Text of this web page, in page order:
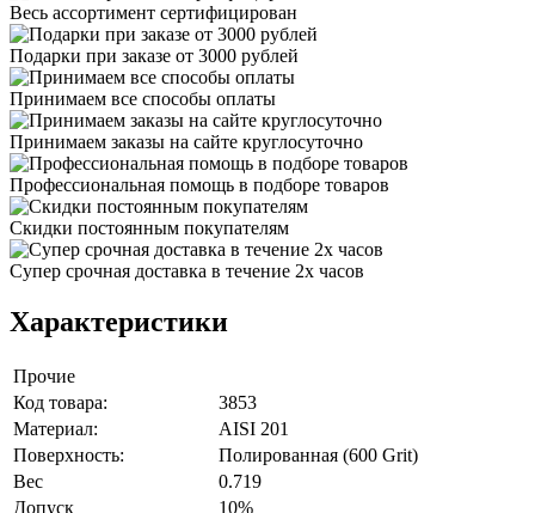
Весь ассортимент сертифицирован
Подарки при заказе от 3000 рублей
Принимаем все способы оплаты
Принимаем заказы на сайте круглосуточно
Профессиональная помощь в подборе товаров
Скидки постоянным покупателям
Супер срочная доставка в течение 2х часов
Характеристики
Прочие
Код товара:
3853
Материал:
AISI 201
Поверхность:
Полированная (600 Grit)
Вес
0.719
Допуск
10%